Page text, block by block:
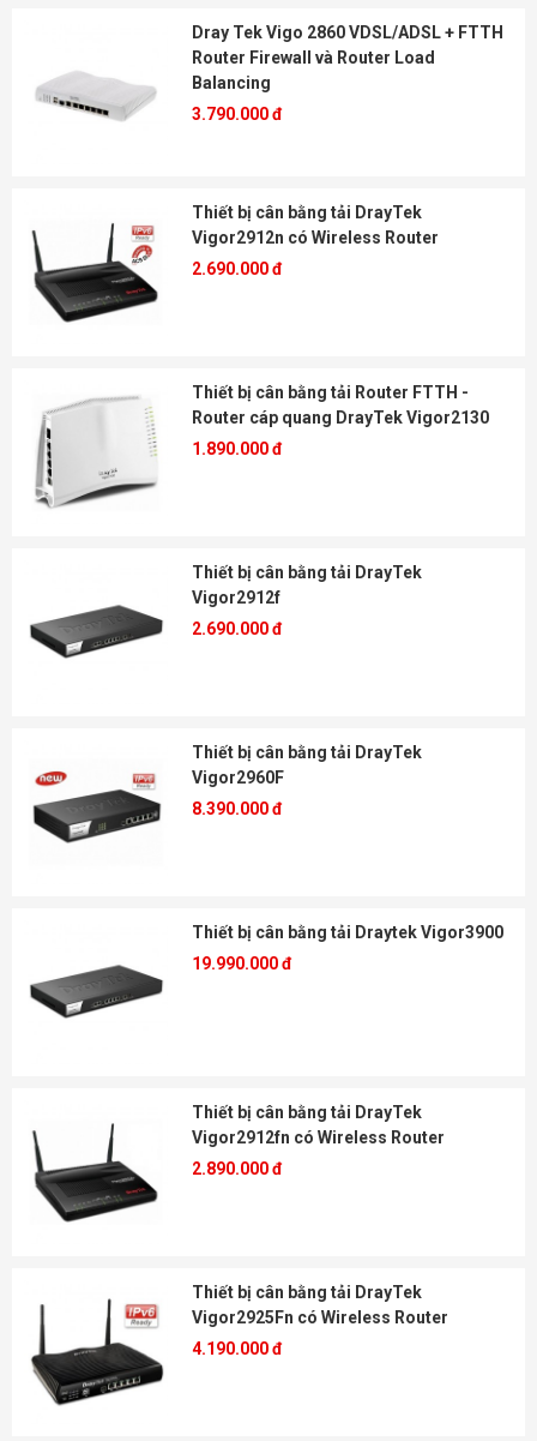
Dray Tek Vigo 2860 VDSL/ADSL + FTTH
Router Firewall và Router Load
Balancing
3.790.000 đ
Thiết bị cân bằng tải DrayTek
Vigor2912n có Wireless Router
2.690.000 đ
Thiết bị cân bằng tải Router FTTH -
Router cáp quang DrayTek Vigor2130
1.890.000 đ
Thiết bị cân bằng tải DrayTek
Vigor2912f
2.690.000 đ
Thiết bị cân bằng tải DrayTek
Vigor2960F
8.390.000 đ
Thiết bị cân bằng tải Draytek Vigor3900
19.990.000 đ
Thiết bị cân bằng tải DrayTek
Vigor2912fn có Wireless Router
2.890.000 đ
Thiết bị cân bằng tải DrayTek
Vigor2925Fn có Wireless Router
4.190.000 đ